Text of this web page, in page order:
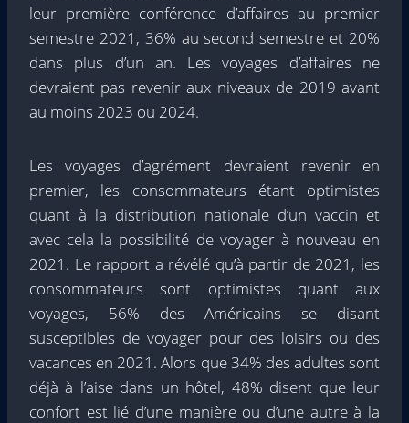
leur première conférence d’affaires au premier
semestre 2021, 36% au second semestre et 20%
dans plus d’un an. Les voyages d’affaires ne
devraient pas revenir aux niveaux de 2019 avant
au moins 2023 ou 2024.
Les voyages d’agrément devraient revenir en
premier, les consommateurs étant optimistes
quant à la distribution nationale d’un vaccin et
avec cela la possibilité de voyager à nouveau en
2021. Le rapport a révélé qu’à partir de 2021, les
consommateurs sont optimistes quant aux
voyages, 56% des Américains se disant
susceptibles de voyager pour des loisirs ou des
vacances en 2021. Alors que 34% des adultes sont
déjà à l’aise dans un hôtel, 48% disent que leur
confort est lié d’une manière ou d’une autre à la